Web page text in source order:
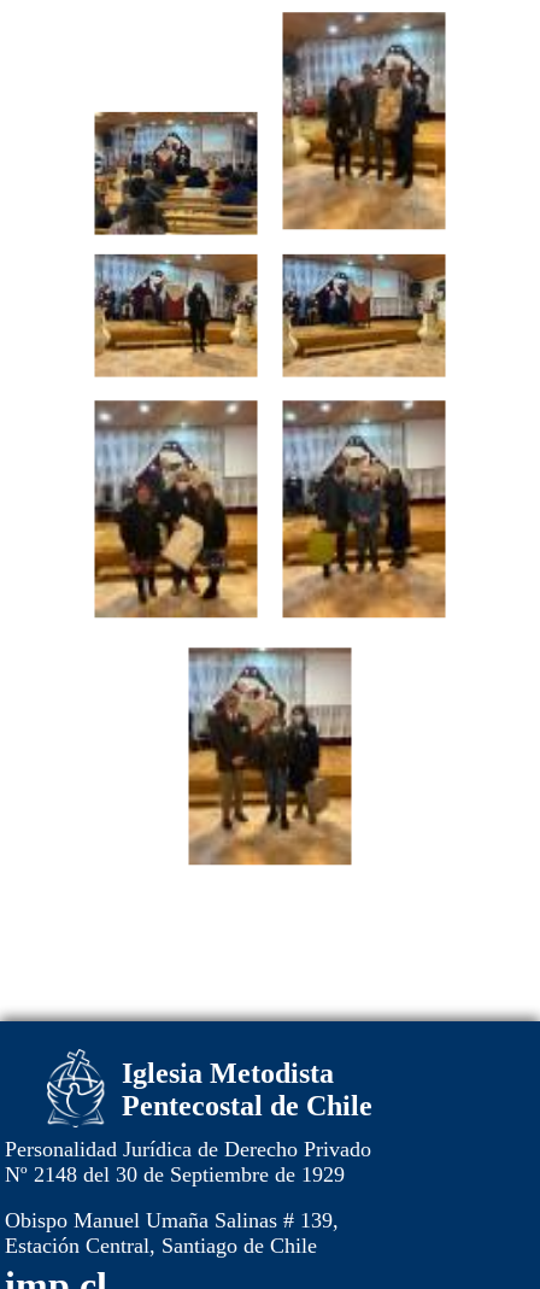
Iglesia Metodista
Pentecostal de Chile
Personalidad Jurídica de Derecho Privado
Nº 2148 del 30 de Septiembre de 1929
Obispo Manuel Umaña Salinas # 139,
Estación Central, Santiago de Chile